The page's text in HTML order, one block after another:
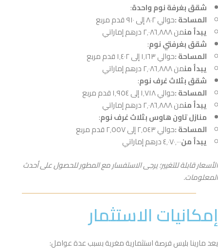
شقق بغرفة نوم واحدة:
المساحة :حوالي ٨٠٢ إلى ٩١٠ قدم مربع
يبدأ منمن ٢٬٠٨٦٬٨٨٨ درهم إماراتي
شقق بغرفتي نوم:
المساحة :حوالي ١٬١٦٣ إلى ١٬٤٠٢ قدم مربع
يبدأ منمن ٢٬٠٨٦٬٨٨٨ درهم إماراتي
شقق بثلاث غرف نوم:
المساحة :حوالي ١٬٧١٨ إلى ١٬٩٥٤ قدم مربع
يبدأ منمن ٢٬٠٨٦٬٨٨٨ درهم إماراتي
منازل تاون هاوس بثلاث غرف نوم:
المساحة :حوالي ٢٬٥٤٣ إلى ٢٬٥٥٧ قدم مربع
يبدأ من٤٬٠٧٠٬٠٠٠ درهم إماراتي
الأسعار قابلة للتغيير؛ يرجى الاستفسار مع المطور للحصول على أحدث
المعلومات.
إمكانيات الاستثمار
يعد مارينا بليس فرصة استثمارية مغرية بسبب عدة عوامل: